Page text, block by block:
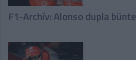
F1-Archív: Alonso dupla